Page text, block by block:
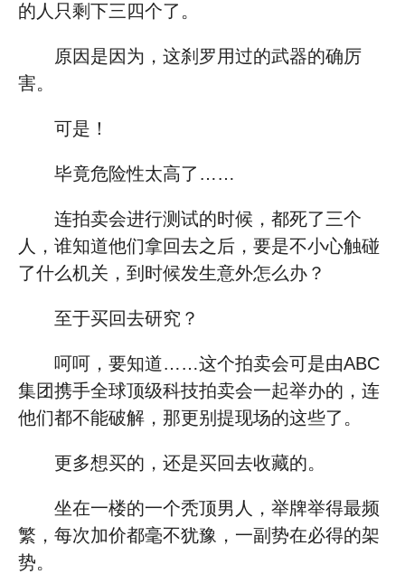
的人只剩下三四个了。
原因是因为，这刹罗用过的武器的确厉
害。
可是！
毕竟危险性太高了……
连拍卖会进行测试的时候，都死了三个
人，谁知道他们拿回去之后，要是不小心触碰
了什么机关，到时候发生意外怎么办？
至于买回去研究？
呵呵，要知道……这个拍卖会可是由ABC
集团携手全球顶级科技拍卖会一起举办的，连
他们都不能破解，那更别提现场的这些了。
更多想买的，还是买回去收藏的。
坐在一楼的一个秃顶男人，举牌举得最频
繁，每次加价都毫不犹豫，一副势在必得的架
势。